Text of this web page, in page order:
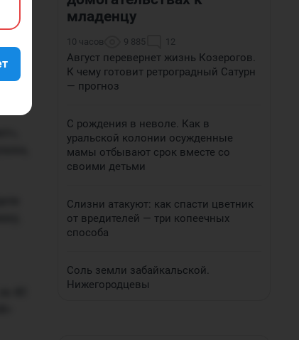
младенцу
10 часов 9 885 12
Август перевернет жизнь Козерогов.
К чему готовит ретроградный Сатурн
— прогноз
С рождения в неволе. Как в
уральской колонии осужденные
мамы отбывают срок вместе со
своими детьми
Слизни атакуют: как спасти цветник
от вредителей — три копеечных
способа
Соль земли забайкальской.
Нижегородцевы